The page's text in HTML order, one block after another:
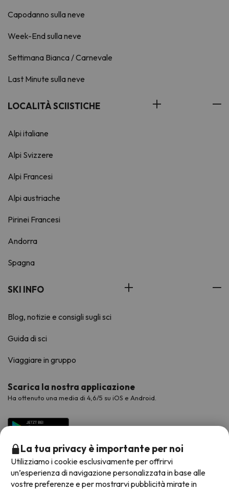
Capodanno sulla neve
Week-End sulla neve
Settimana Bianca / Carnevale
Last Minute sulla neve
LOCALITÀ SCIISTICHE
Alpi italiane
Alpi Svizzere
Alpi Francesi
Alpi austriache
Pirinei Francesi
Andorra
Spagna
SKI INFO
Blog, notizie e consigli sugli sci
Guida di sci
Viaggiare in gruppo
Scarica la nostra applicazione
Ha ottenuto una media di 4,6/5 su iOS e Android.
La tua privacy è importante per noi
Utilizziamo i cookie esclusivamente per offrirvi
un’esperienza di navigazione personalizzata in base alle
vostre preferenze e per mostrarvi pubblicità mirate in